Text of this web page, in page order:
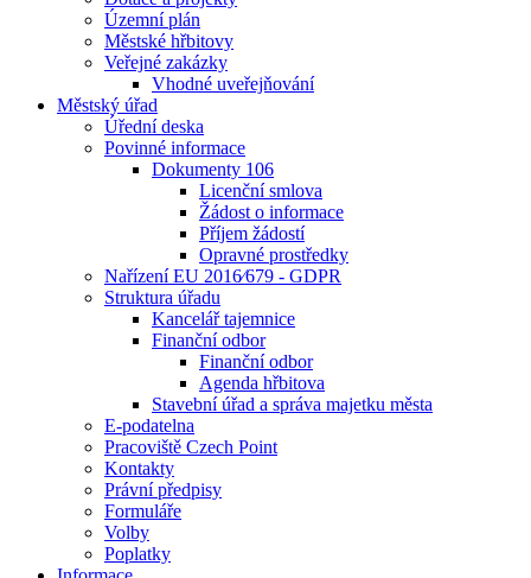
Územní plán
Městské hřbitovy
Veřejné zakázky
Vhodné uveřejňování
Městský úřad
Úřední deska
Povinné informace
Dokumenty 106
Licenční smlova
Žádost o informace
Příjem žádostí
Opravné prostředky
Nařízení EU 2016⁄679 - GDPR
Struktura úřadu
Kancelář tajemnice
Finanční odbor
Finanční odbor
Agenda hřbitova
Stavební úřad a správa majetku města
E-podatelna
Pracoviště Czech Point
Kontakty
Právní předpisy
Formuláře
Volby
Poplatky